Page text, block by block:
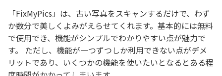
「FixMyPics」は、古い写真をスキャンするだけで、わず
か数分で美しくよみがえらせてくれます。基本的には無料
で使用でき、機能がシンプルでわかりやすい点が魅力で
す。 ただし、機能が一つずつしか利用できない点がデメ
リットであり、いくつかの機能を使いたいとなるとある程